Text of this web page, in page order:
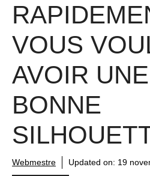
VOUS
AVOIR UNE
BONNE
Webmestre Updated on: 19